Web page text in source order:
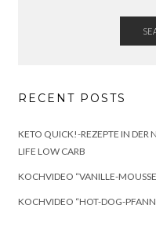
RECENT POSTS
KETO QUICK!-REZEPTE IN DER
LIFE LOW CARB
KOCHVIDEO “VANILLE-
KOCHVIDEO “HOT-DOG-